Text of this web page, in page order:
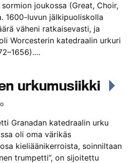
joukossa (Great, Choir,
1600-luvun jälkipuoliskolla
väheni ratkaisevasti, ja
Worcesterin katedraalin urkuri
urkumusiikki
Granadan katedraalin urku
oli oma värikäs
kieliäänikerroista, soinniltaan
trumpetti”, on sijoitettu